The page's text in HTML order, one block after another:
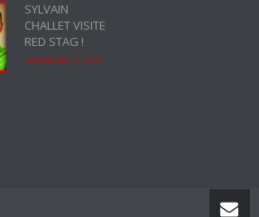
SYLVAIN
CHALLET VISITE
RED STAG !
septembre 7, 2015